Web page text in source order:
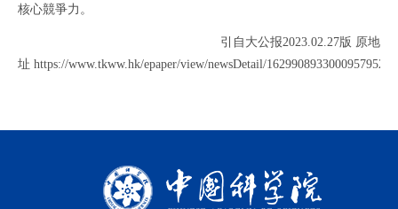
核心競爭力。
引自大公报2023.02.27版 原地
址 https://www.tkww.hk/epaper/view/newsDetail/